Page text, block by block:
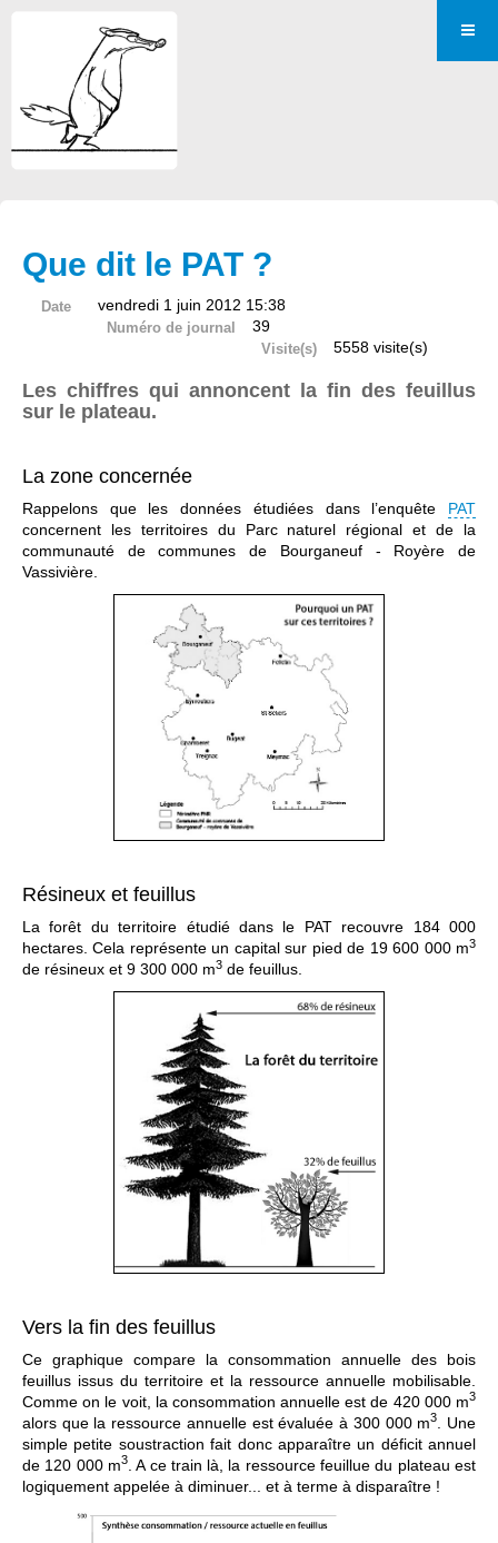
Que dit le PAT ?
Date vendredi 1 juin 2012 15:38
Numéro de journal 39
Visite(s) 5558 visite(s)
Les chiffres qui annoncent la fin des feuillus
sur le plateau.
La zone concernée
Rappelons que les données étudiées dans l’enquête PAT
concernent les territoires du Parc naturel régional et de la
communauté de communes de Bourganeuf - Royère de
Vassivière.
Résineux et feuillus
La forêt du territoire étudié dans le PAT recouvre 184 000
hectares. Cela représente un capital sur pied de 19 600 000 m3
de résineux et 9 300 000 m3 de feuillus.
Vers la fin des feuillus
Ce graphique compare la consommation annuelle des bois
feuillus issus du territoire et la ressource annuelle mobilisable.
Comme on le voit, la consommation annuelle est de 420 000 m3
alors que la ressource annuelle est évaluée à 300 000 m3
. Une
simple petite soustraction fait donc apparaître un déficit annuel
de 120 000 m3. A ce train là, la ressource feuillue du plateau est
logiquement appelée à diminuer... et à terme à disparaître !